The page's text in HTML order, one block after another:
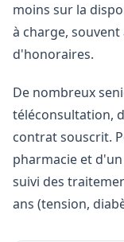
moins sur la
à charge,
d'honoraires.
De nombreux
téléconsultation,
contrat souscrit.
pharmacie et
suivi des
ans (tension,